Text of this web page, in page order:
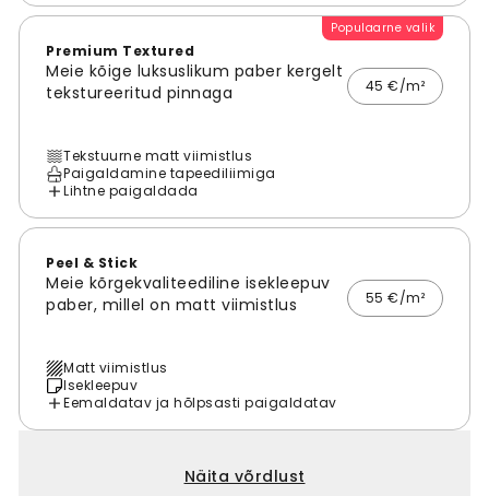
Populaarne valik
Premium Textured
Meie kõige luksuslikum paber kergelt
tekstureeritud pinnaga
45 €/m²
Tekstuurne matt viimistlus
Paigaldamine tapeediliimiga
Lihtne paigaldada
Peel & Stick
Meie kõrgekvaliteediline isekleepuv
paber, millel on matt viimistlus
55 €/m²
Matt viimistlus
Isekleepuv
Eemaldatav ja hõlpsasti paigaldatav
Näita võrdlust